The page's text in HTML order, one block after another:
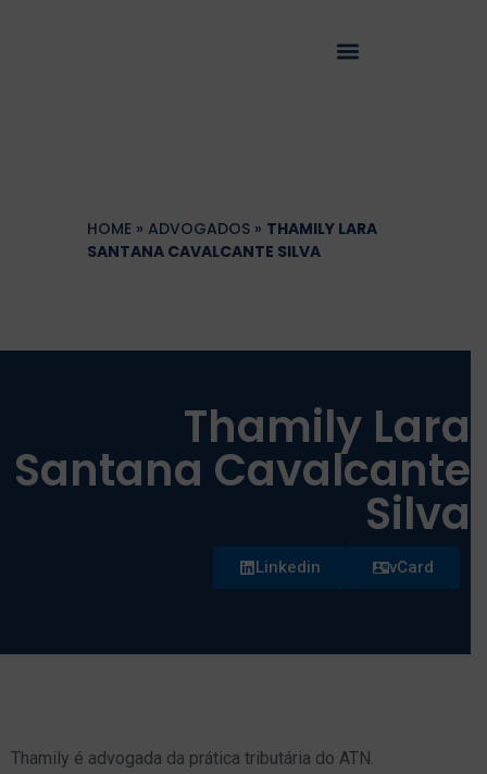
HOME » ADVOGADOS » THAMILY LARA
SANTANA CAVALCANTE SILVA
Thamily Lara
Santana Cavalcante
Silva
vCard
Linkedin
Thamily é advogada da prática tributária do ATN.